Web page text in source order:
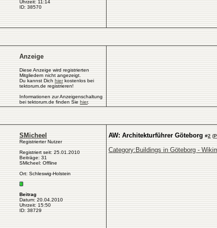
Uhrzeit: 11:14
ID: 38570
Anzeige
Diese Anzeige wird registrierten
Mitgliedern nicht angezeigt.
Du kannst Dich hierkostenlos bei
tektorum.de registrieren!
Informationen zur Anzeigenschaltung
bei tektorum.de finden Sie hier.
SMicheel
Registrierter Nutzer
Registriert seit: 25.01.2010
Beiträge: 31
SMicheel: Offline
Ort: Schleswig-Holstein
Beitrag
Datum: 20.04.2010
Uhrzeit: 15:50
ID: 38729
AW: Architekturführer Göteborg #2 (
Category:Buildings in Göteborg -